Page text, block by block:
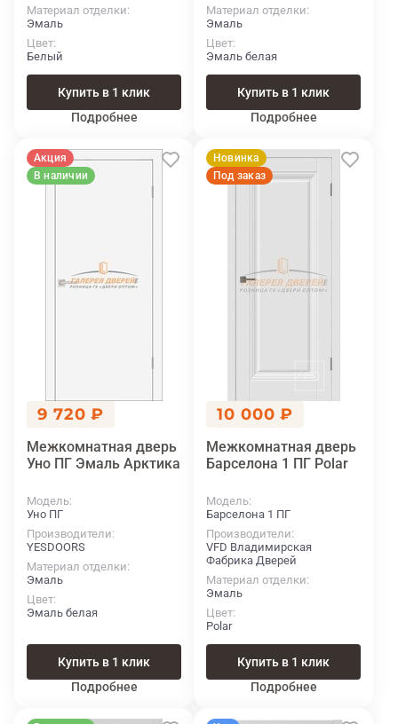
Материал отделки
Эмаль
Цвет
Белый
Купить в 1 клик
Подробнее
Материал отделки
Эмаль
Цвет
Эмаль белая
Купить в 1 клик
Подробнее
Акция
В наличии
9 720 ₽
Межкомнатная дверь
Уно ПГ Эмаль Арктика
Модель
Уно ПГ
Производители
YESDOORS
Материал отделки
Эмаль
Цвет
Эмаль белая
Купить в 1 клик
Подробнее
Новинка
Под заказ
10 000 ₽
Межкомнатная дверь
Барселона 1 ПГ Polar
Модель
Барселона 1 ПГ
Производители
VFD Владимирская
Фабрика Дверей
Материал отделки
Эмаль
Цвет
Polar
Купить в 1 клик
Подробнее